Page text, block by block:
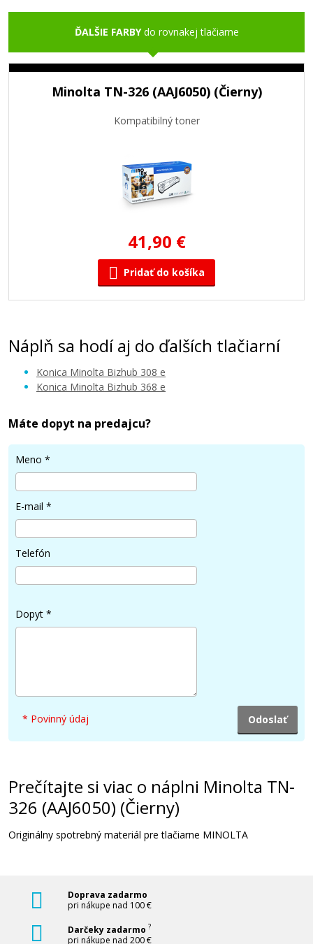
ĎALŠIE FARBYdo rovnakej tlačiarne
Minolta TN-326 (AAJ6050) (Čierny)
Kompatibilný toner
41,90 €
Pridať do košíka
Náplň sa hodí aj do ďalších tlačiarní
Konica Minolta Bizhub 308 e
Konica Minolta Bizhub 368 e
Máte dopyt na predajcu?
Meno *
E-mail *
Telefón
Dopyt *
* Povinný údaj
Prečítajte si viac o náplni Minolta TN-
326 (AAJ6050) (Čierny)
Originálny spotrebný materiál pre tlačiarne MINOLTA
Doprava zadarmo
pri nákupe nad 100 €
Darčeky zadarmo ?
pri nákupe nad 200 €